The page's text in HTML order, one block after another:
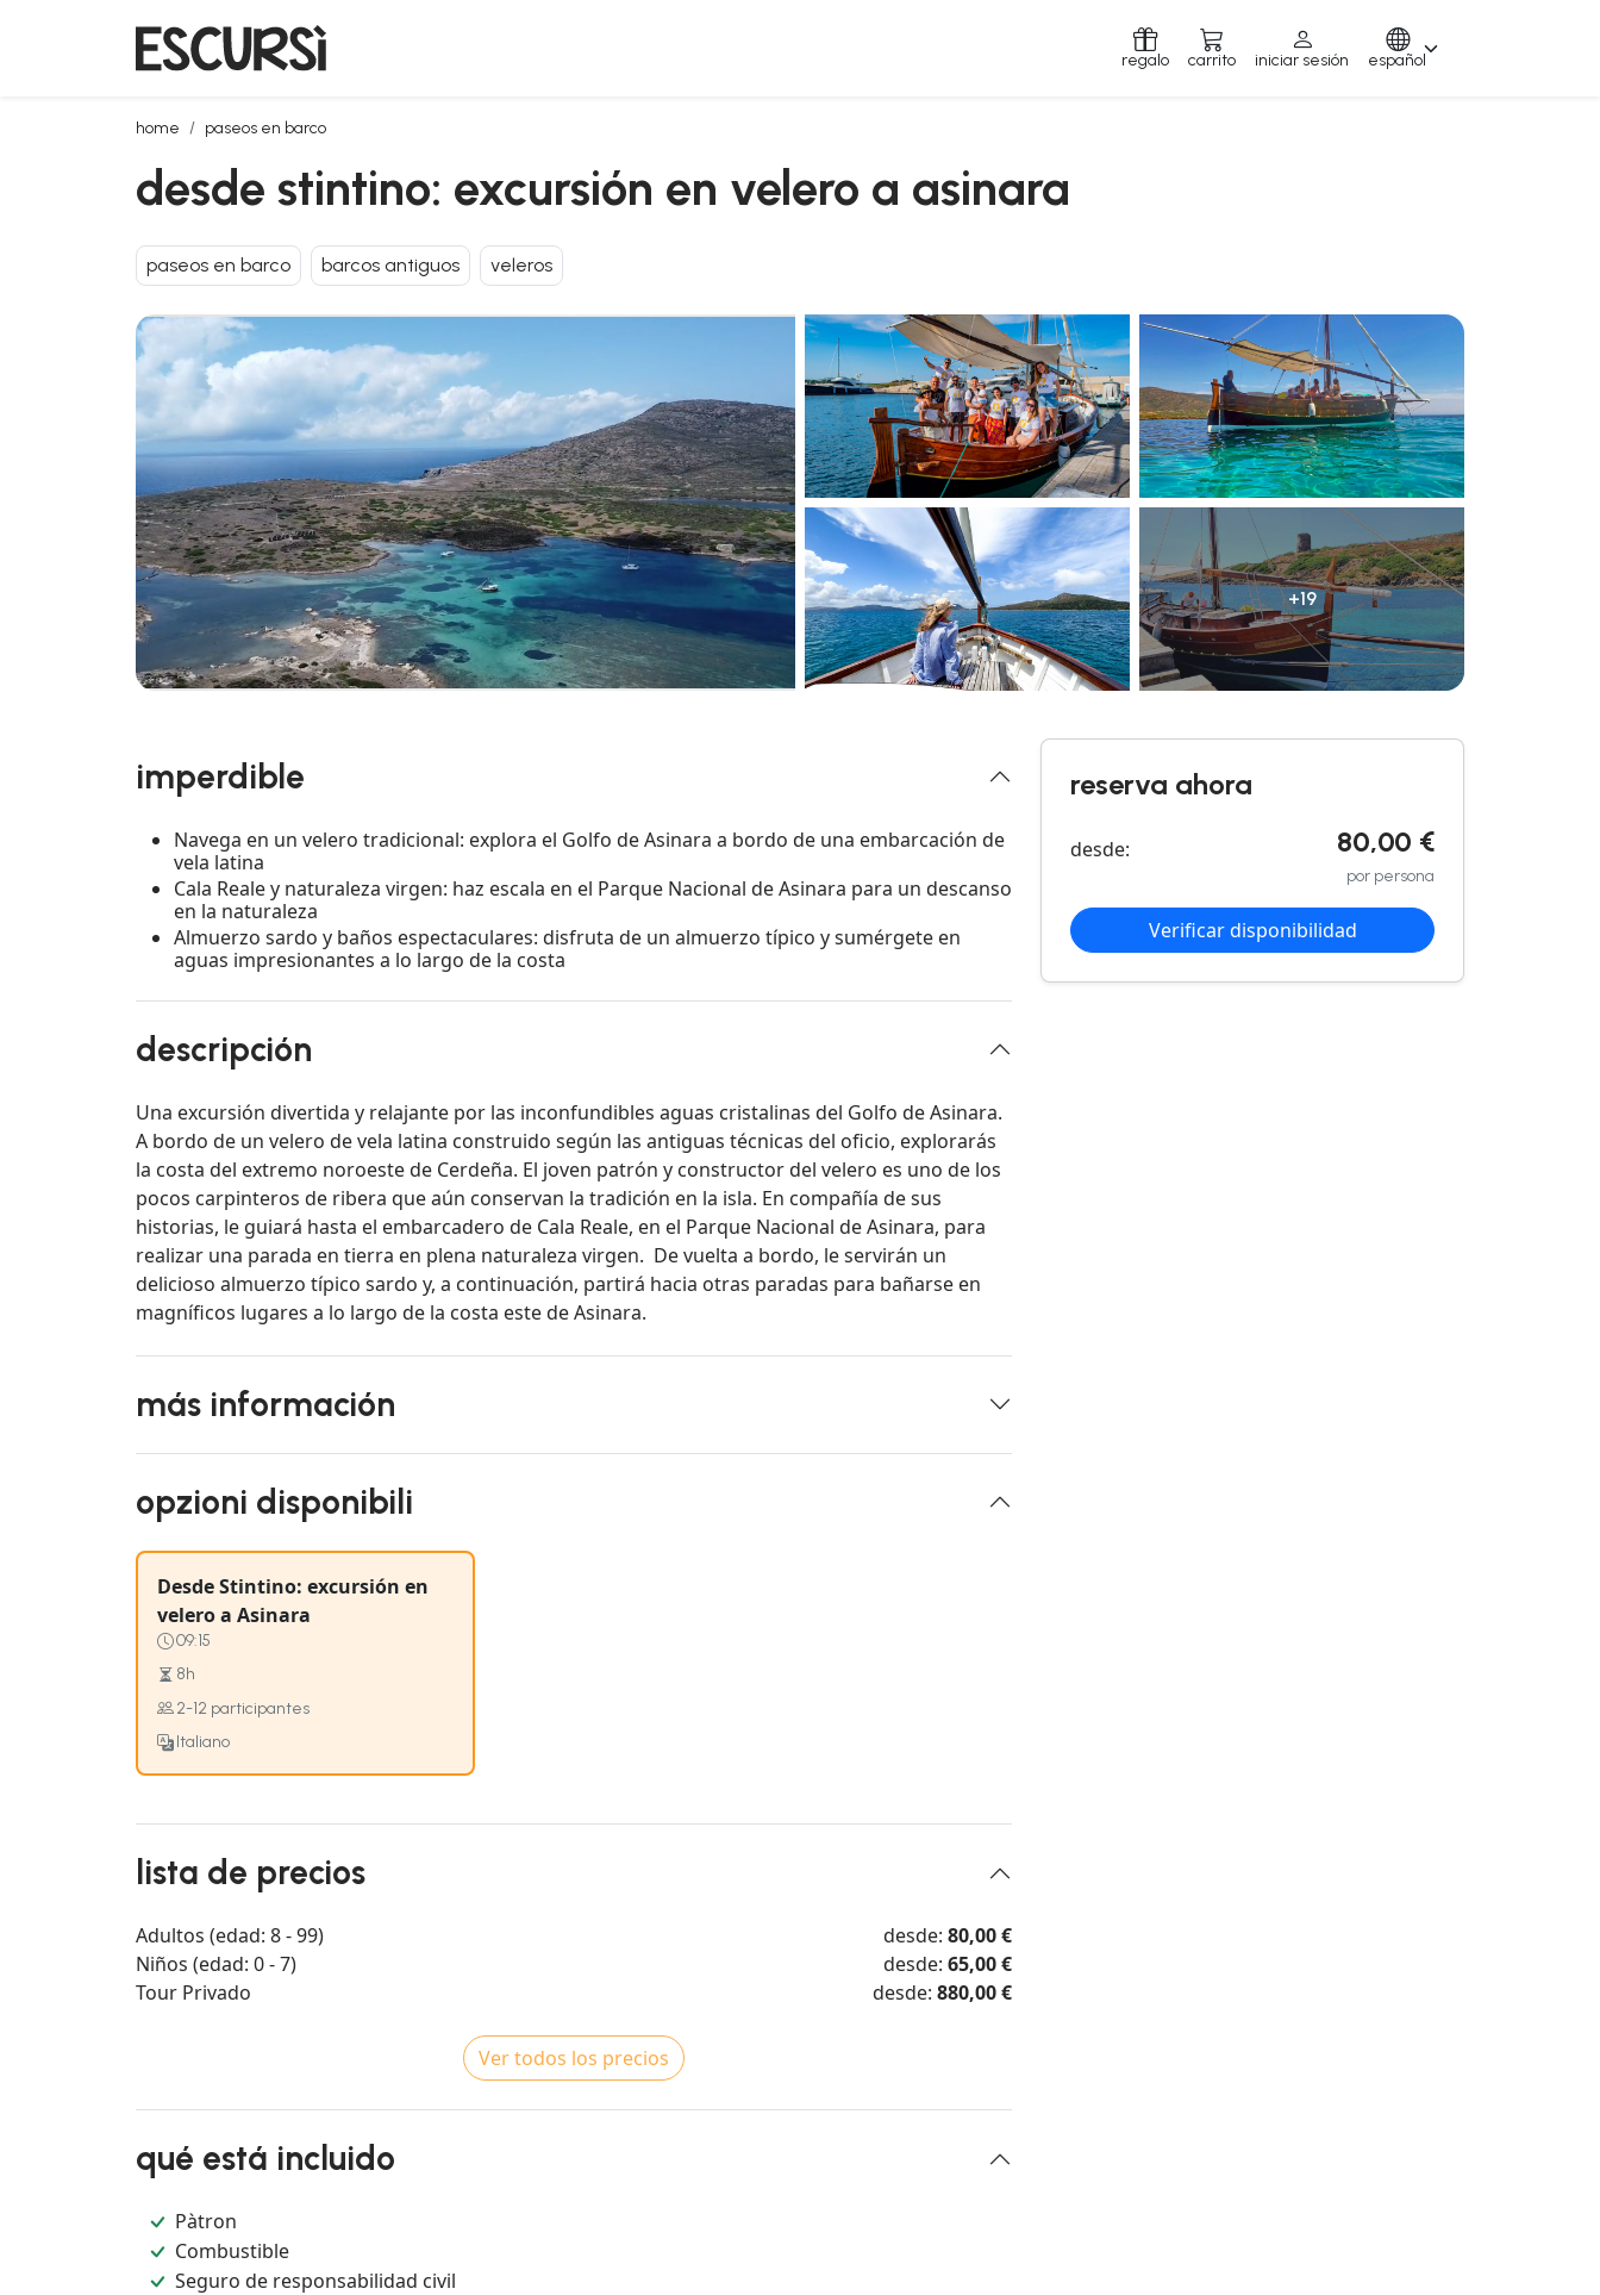
regalo carrito iniciar sesión español
home paseos en barco
desde stintino: excursión en velero a asinara
desde stintino: excursión en velero a asinara
paseos en barco barcos antiguos veleros
+19
imperdible
Navega en un velero tradicional: explora el Golfo de Asinara a bordo de una embarcación de
vela latina
Cala Reale y naturaleza virgen: haz escala en el Parque Nacional de Asinara para un descanso
en la naturaleza
Almuerzo sardo y baños espectaculares: disfruta de un almuerzo típico y sumérgete en
aguas impresionantes a lo largo de la costa
descripción
Una excursión divertida y relajante por las inconfundibles aguas cristalinas del Golfo de Asinara.
A bordo de un velero de vela latina construido según las antiguas técnicas del oficio, explorarás
la costa del extremo noroeste de Cerdeña. El joven patrón y constructor del velero es uno de los
pocos carpinteros de ribera que aún conservan la tradición en la isla. En compañía de sus
historias, le guiará hasta el embarcadero de Cala Reale, en el Parque Nacional de Asinara, para
realizar una parada en tierra en plena naturaleza virgen. De vuelta a bordo, le servirán un
delicioso almuerzo típico sardo y, a continuación, partirá hacia otras paradas para bañarse en
magníficos lugares a lo largo de la costa este de Asinara.
más información
opzioni disponibili
Desde Stintino: excursión en
velero a Asinara
09:15
8h
2-12 participantes
Italiano
lista de precios
Adultos (edad: 8 - 99) desde: 80,00 €
Niños (edad: 0 - 7)
desde: 65,00 €
Tour Privado
desde: 880,00 €
Ver todos los precios
qué está incluido
Pàtron
Combustible
Seguro de responsabilidad civil
reserva ahora
desde: 80,00 €
por persona
Verificar disponibilidad